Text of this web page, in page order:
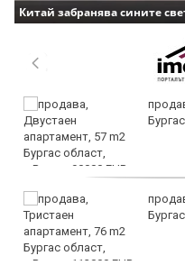
Китай забранява сините